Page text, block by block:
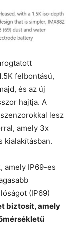
felbontású,
és az új
hajtja. A
lesz
amely 3x
kialakításban.
amely IP69-es
(IP69)
biztosít, amely